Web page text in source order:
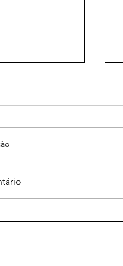
de